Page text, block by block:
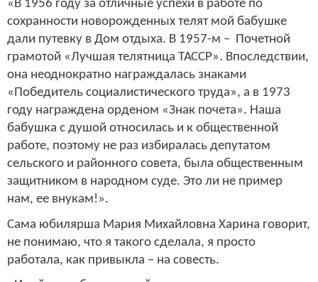
«В 1956 году за отличные успехи в работе по
сохранности новорожденных телят мой бабушке
дали путевку в Дом отдыха. В 1957-м – Почетной
грамотой «Лучшая телятница ТАССР». Впоследствии,
она неоднократно награждалась знаками
«Победитель социалистического труда», а в 1973
году награждена орденом «Знак почета». Наша
бабушка с душой относилась и к общественной
работе, поэтому не раз избиралась депутатом
сельского и районного совета, была общественным
защитником в народном суде. Это ли не пример
нам, ее внукам!».
Сама юбилярша Мария Михайловна Харина говорит,
не понимаю, что я такого сделала, я просто
работала, как привыкла – на совесть.